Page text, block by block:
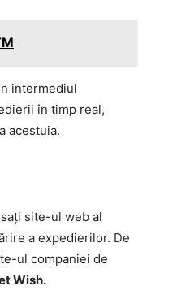
intermediul
în timp real,
acestuia.
site-ul web al
a expedierilor. De
ul companiei de
Wish.